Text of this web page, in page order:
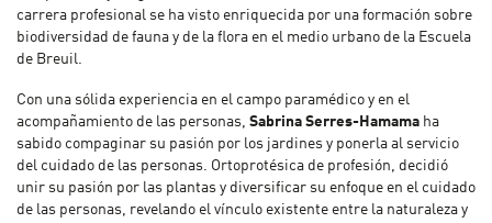
carrera profesional se ha visto enriquecida por una formación sobre
biodiversidad de fauna y de la flora en el medio urbano de la Escuela
de Breuil.
Con una sólida experiencia en el campo paramédico y en el
acompañamiento de las personas, Sabrina Serres-Hamama ha
sabido compaginar su pasión por los jardines y ponerla al servicio
del cuidado de las personas. Ortoprotésica de profesión, decidió
unir su pasión por las plantas y diversificar su enfoque en el cuidado
de las personas, revelando el vínculo existente entre la naturaleza y